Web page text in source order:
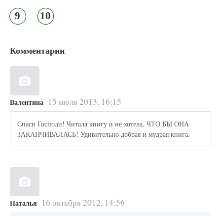
9 10
Комментарии
Валентина 15 июля 2013, 16:15
Спаси Господи! Читала книгу и не хотела, ЧТО БЫ ОНА
ЗАКАНЧИВАЛАСЬ! Удивительно добрая и мудрая книга.
Наталья 16 октября 2012, 14:56